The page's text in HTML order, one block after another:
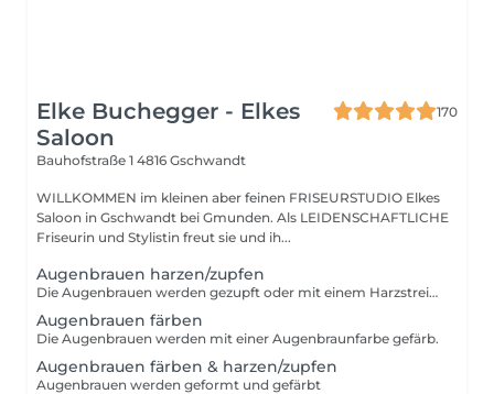
Elke Buchegger - Elkes
Saloon
170
Bauhofstraße 1 4816 Gschwandt
WILLKOMMEN im kleinen aber feinen FRISEURSTUDIO Elkes
Saloon in Gschwandt bei Gmunden. Als LEIDENSCHAFTLICHE
Friseurin und Stylistin freut sie und ih...
Augenbrauen harzen/zupfen
Die Augenbrauen werden gezupft oder mit einem Harzstreifen geformt.
Augenbrauen färben
Die Augenbrauen werden mit einer Augenbraunfarbe gefärb.
Augenbrauen färben & harzen/zupfen
Augenbrauen werden geformt und gefärbt